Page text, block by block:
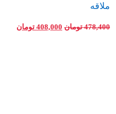
ملاقه
478,400 تومان 408,000 تومان